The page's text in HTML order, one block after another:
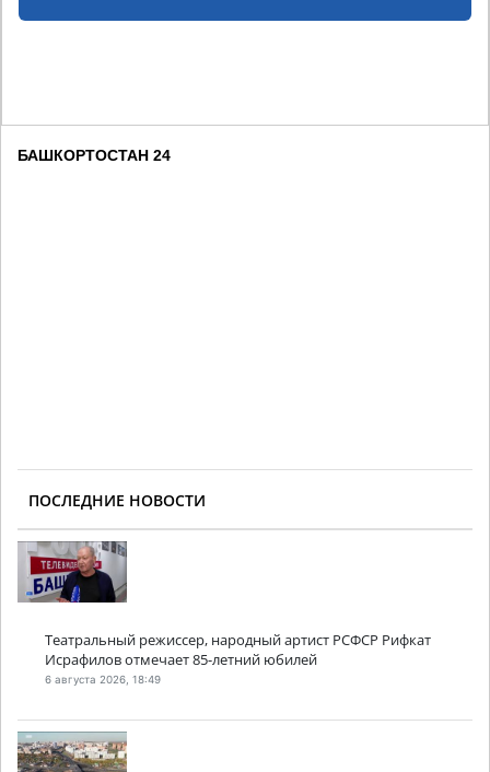
БАШКОРТОСТАН 24
ПОСЛЕДНИЕ НОВОСТИ
Театральный режиссер, народный артист РСФСР Рифкат
Исрафилов отмечает 85-летний юбилей
6 августа 2026, 18:49